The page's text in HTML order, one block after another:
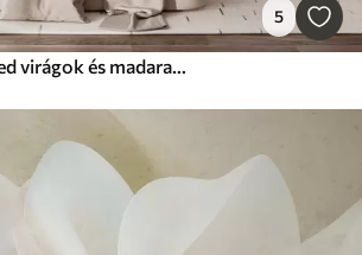
5
Fotótapéta Könnyed virágok és madarak lágy háttér előtt